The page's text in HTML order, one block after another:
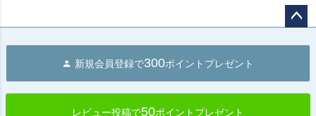
へ
新規会員登録で300ポイントプレゼント
レビュー投稿で50ポイントプレゼント